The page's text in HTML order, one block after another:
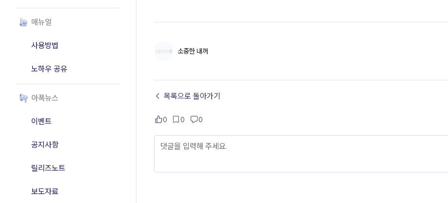
매뉴얼
사용방법
노하우 공유
아폭뉴스
이벤트
공지사항
릴리즈노트
보도자료
소중한 내꺼
← 목록으로 돌아가기
0 0 0